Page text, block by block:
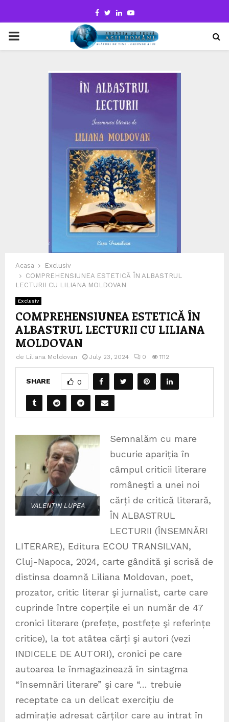
Facebook
TwitterLinkedinYoutube
PRIMARY
Acasa
Exclusiv
COMPREHENSIUNEA ESTETICĂ ÎN ALBASTRUL
LECTURII CU LILIANA MOLDOVAN
Exclusiv
COMPREHENSIUNEA ESTETICĂ ÎN
ALBASTRUL LECTURII CU LILIANA
MOLDOVAN
de Liliana Moldovan July 23, 2024 0 1112
SHARE 0
VALENTIN LUPEA
Semnalăm cu mare
bucurie apariția în
câmpul criticii literare
româneşti a unei noi
cărți de critică literară,
ÎN ALBASTRUL
LECTURII (ÎNSEMNĂRI
LITERARE), Editura ECOU TRANSILVAN,
Cluj-Napoca, 2024, carte gândită şi scrisă de
distinsa doamnă Liliana Moldovan, poet,
prozator, critic literar şi jurnalist, carte care
cuprinde între coperțile ei un număr de 47
cronici literare (prefețe, postfețe şi referințe
critice), la tot atâtea cărți şi autori (vezi
INDICELE DE AUTORI), cronici pe care
autoarea le înmagazinează în sintagma
“însemnări literare” şi care “… trebuie
receptate ca un delicat exercițiu de
admirație adresat cărților care au intrat în